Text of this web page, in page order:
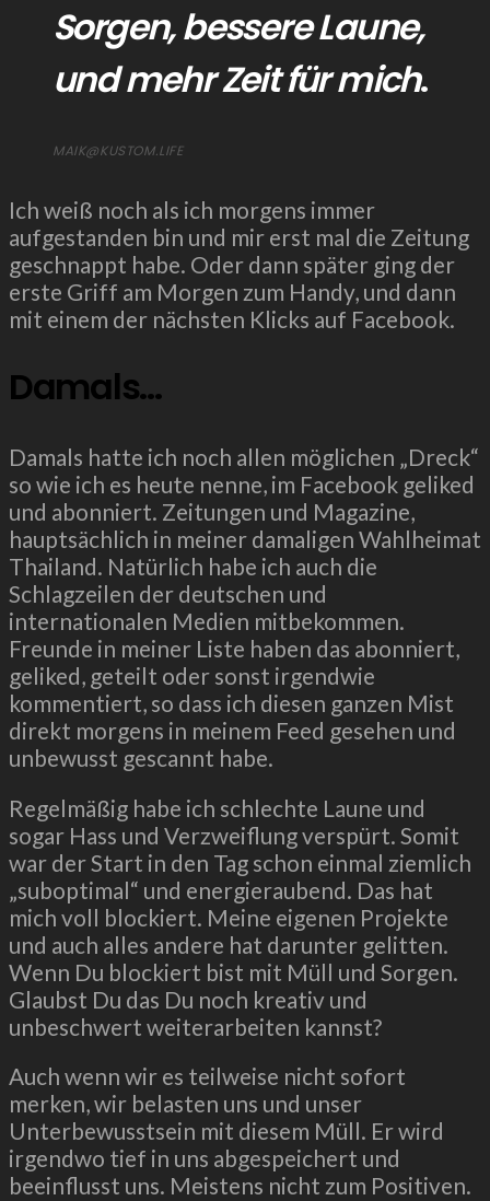
Sorgen, bessere Laune,
und mehr Zeit für mich.
MAIK@KUSTOM.LIFE
Ich weiß noch als ich morgens immer
aufgestanden bin und mir erst mal die Zeitung
geschnappt habe. Oder dann später ging der
erste Griff am Morgen zum Handy, und dann
mit einem der nächsten Klicks auf Facebook.
Damals…
Damals hatte ich noch allen möglichen „Dreck“
so wie ich es heute nenne, im Facebook geliked
und abonniert. Zeitungen und Magazine,
hauptsächlich in meiner damaligen Wahlheimat
Thailand. Natürlich habe ich auch die
Schlagzeilen der deutschen und
internationalen Medien mitbekommen.
Freunde in meiner Liste haben das abonniert,
geliked, geteilt oder sonst irgendwie
kommentiert, so dass ich diesen ganzen Mist
direkt morgens in meinem Feed gesehen und
unbewusst gescannt habe.
Regelmäßig habe ich schlechte Laune und
sogar Hass und Verzweiflung verspürt. Somit
war der Start in den Tag schon einmal ziemlich
„suboptimal“ und energieraubend. Das hat
mich voll blockiert. Meine eigenen Projekte
und auch alles andere hat darunter gelitten.
Wenn Du blockiert bist mit Müll und Sorgen.
Glaubst Du das Du noch kreativ und
unbeschwert weiterarbeiten kannst?
Auch wenn wir es teilweise nicht sofort
merken, wir belasten uns und unser
Unterbewusstsein mit diesem Müll. Er wird
irgendwo tief in uns abgespeichert und
beeinflusst uns. Meistens nicht zum Positiven.